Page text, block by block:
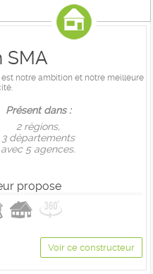
SMA
notre ambition et notre meilleure
Présent dans :
2 règions,
3 départements
avec 5 agences.
propose
Voir ce constructeur